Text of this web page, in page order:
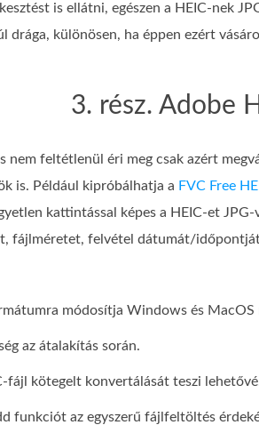
is ellátni, egészen a HEIC-nek
drága, különösen, ha éppen ezért
3. rész. Adobe
nem feltétlenül éri meg csak azért
is. Például kipróbálhatja a FVC Free
kattintással képes a HEIC-et
fájlméretet, felvétel dátumát/
módosítja Windows és MacOS
az átalakítás során.
fájl kötegelt konvertálását teszi
funkciót az egyszerű fájlfeltöltés